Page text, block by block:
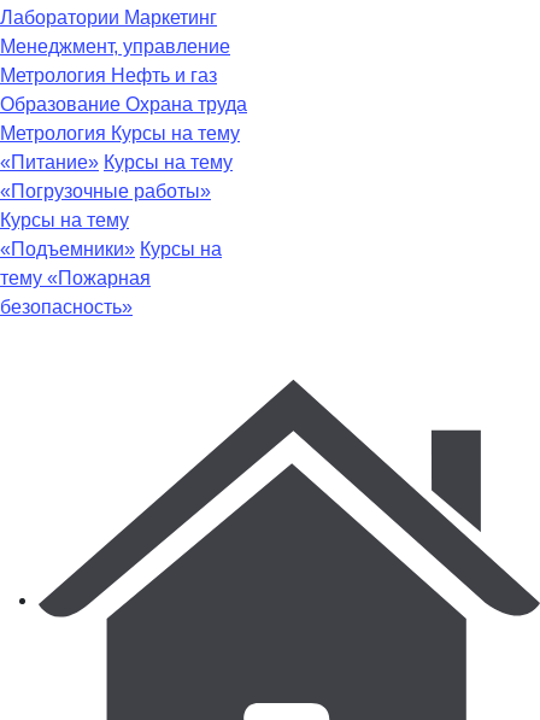
Лаборатории Маркетинг
Менеджмент, управление
Метрология Нефть и газ
Образование Охрана труда
Метрология Курсы на тему
«Питание» Курсы на тему
«Погрузочные работы»
Курсы на тему
«Подъемники» Курсы на
тему «Пожарная
безопасность»